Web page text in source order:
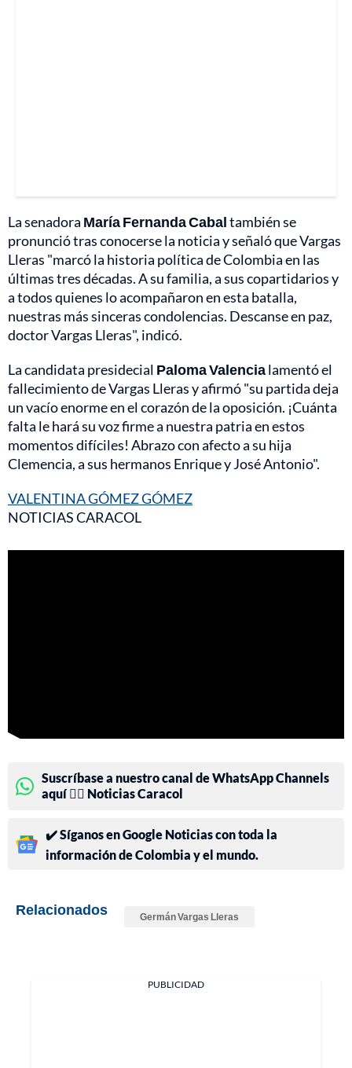
La senadora María Fernanda Cabaltambién se
pronunció tras conocerse la noticia y señaló que Vargas
Lleras "marcó la historia política de Colombia en las
últimas tres décadas. A su familia, a sus copartidarios y
a todos quienes lo acompañaron en esta batalla,
nuestras más sinceras condolencias. Descanse en paz,
doctor Vargas Lleras", indicó.
La candidata presidecial Paloma Valencialamentó el
fallecimiento de Vargas Lleras y afirmó "su partida deja
un vacío enorme en el corazón de la oposición. ¡Cuánta
falta le hará su voz firme a nuestra patria en estos
momentos difíciles! Abrazo con afecto a su hija
Clemencia, a sus hermanos Enrique y José Antonio".
VALENTINA GÓMEZ GÓMEZ
NOTICIAS CARACOL
Suscríbase a nuestro canal de WhatsApp Channels
aquí 👉🏻 Noticias Caracol
✔️ Síganos en Google Noticias con toda la
información de Colombia y el mundo.
Relacionados Germán Vargas Lleras
PUBLICIDAD